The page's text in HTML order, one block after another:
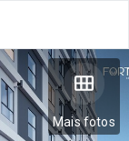
Mais fotos